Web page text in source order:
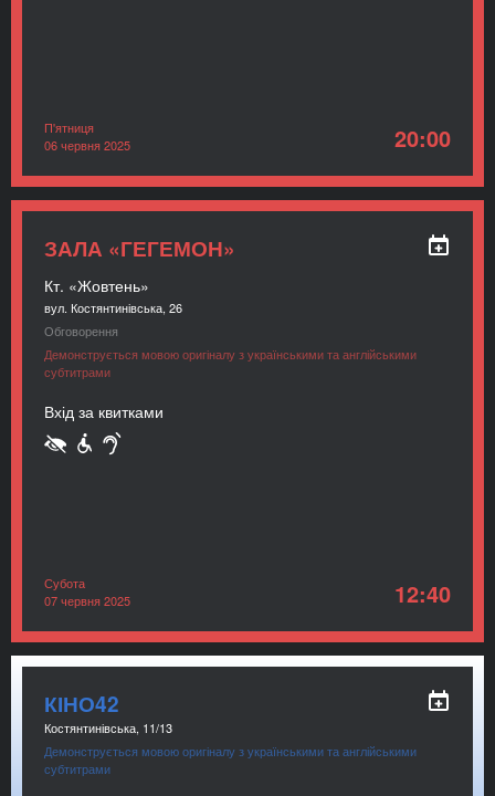
П'ятниця
06 червня 2025
20:00
ЗАЛА «ГЕГЕМОН»
Кт. «Жовтень»
вул. Костянтинівська, 26
Обговорення
Демонструється мовою оригіналу з українськими та англійськими
субтитрами
Вхід за квитками
Субота
07 червня 2025
12:40
КІНО42
Костянтинівська, 11/13
Демонструється мовою оригіналу з українськими та англійськими
субтитрами